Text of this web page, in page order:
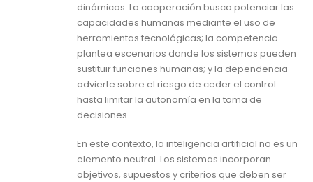
dinámicas. La cooperación busca potenciar las
capacidades humanas mediante el uso de
herramientas tecnológicas; la competencia
plantea escenarios donde los sistemas pueden
sustituir funciones humanas; y la dependencia
advierte sobre el riesgo de ceder el control
hasta limitar la autonomía en la toma de
decisiones.
En este contexto, la inteligencia artificial no es un
elemento neutral. Los sistemas incorporan
objetivos, supuestos y criterios que deben ser